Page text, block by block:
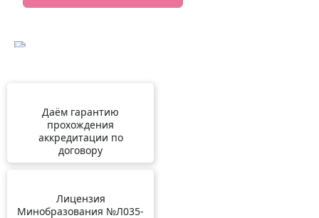
Даём гарантию
прохождения
аккредитации по
договору
Лицензия
Минобразования №Л035-